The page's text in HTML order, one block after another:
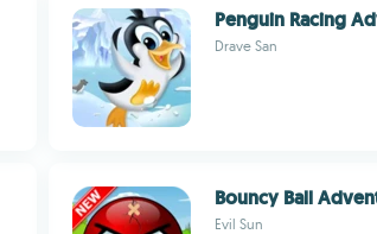
Penguin Racing
Drave San
Bouncy Ball
Evil Sun